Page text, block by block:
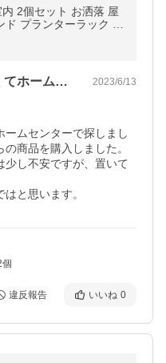
2個セット お洒落 屋
プランターラック 花
鉢 プレート 飾り台 ガ
直径の大きいサイズが欲しくてホームセン… 2023/6/13
ムセンターで探しまし
商品を購入しました。
少し不安ですが、置いて
と思います。
個
違反報告 いいね 0